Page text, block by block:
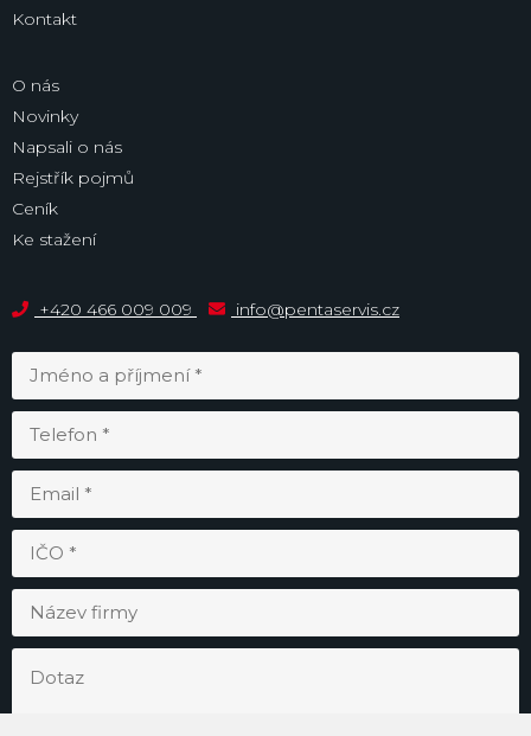
Kontakt
O nás
Novinky
Napsali o nás
Rejstřík pojmů
Ceník
Ke stažení
+420 466 009 009 info@pentaservis.cz